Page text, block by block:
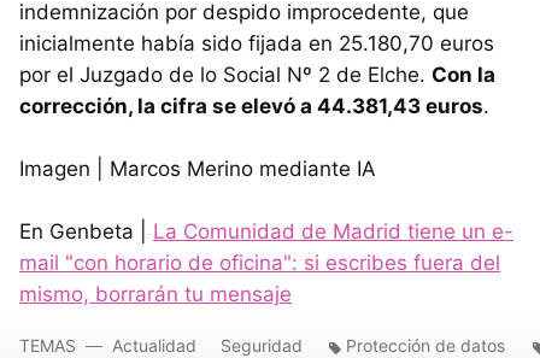
indemnización por despido improcedente, que
inicialmente había sido fijada en 25.180,70 euros
por el Juzgado de lo Social Nº 2 de Elche. Con la
corrección, la cifra se elevó a 44.381,43 euros.
Imagen | Marcos Merino mediante IA
En Genbeta | La Comunidad de Madrid tiene un e-
mail "con horario de oficina": si escribes fuera del
mismo, borrarán tu mensaje
TEMAS Actualidad Seguridad Protección de datos